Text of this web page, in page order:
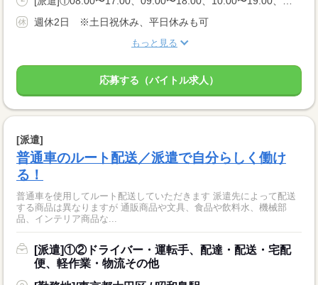
週休2日 ※土日祝休み、平日休みも可
もっと見る
応募する（バイトル求人）
[派遣]
普通車のルート配送／派遣で自分らしく働け
る！
普通車を使用してルート配送していただきます 派遣先によって配送
する商品は異なりますが 通販商品や文具、食品や飲料水、機械部
品、インテリア商品な...
[派遣]①②ドライバー・運転手、配達・配送・宅配
便、軽作業・物流その他